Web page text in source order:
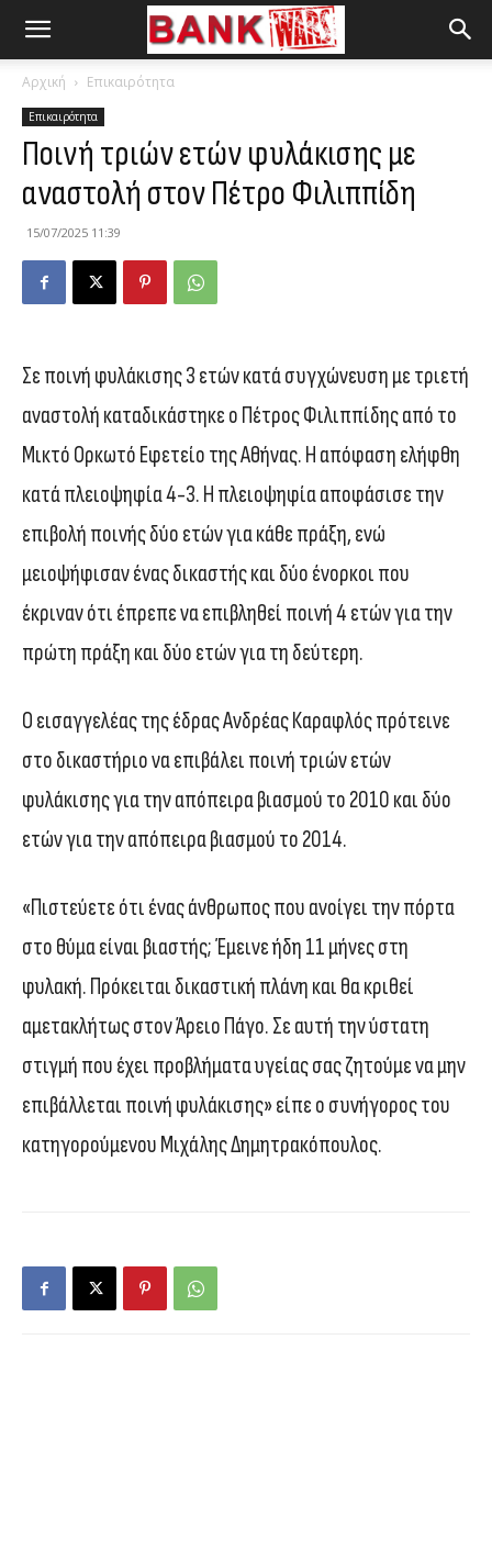
Αρχική Επικαιρότητα
Επικαιρότητα
Ποινή τριών ετών φυλάκισης με
αναστολή στον Πέτρο Φιλιππίδη
15/07/2025 11:39
Σε ποινή φυλάκισης 3 ετών κατά συγχώνευση με τριετή
αναστολή καταδικάστηκε ο Πέτρος Φιλιππίδης από το
Μικτό Ορκωτό Εφετείο της Αθήνας. Η απόφαση ελήφθη
κατά πλειοψηφία 4-3. Η πλειοψηφία αποφάσισε την
επιβολή ποινής δύο ετών για κάθε πράξη, ενώ
μειοψήφισαν ένας δικαστής και δύο ένορκοι που
έκριναν ότι έπρεπε να επιβληθεί ποινή 4 ετών για την
πρώτη πράξη και δύο ετών για τη δεύτερη.
Ο εισαγγελέας της έδρας Ανδρέας Καραφλός πρότεινε
στο δικαστήριο να επιβάλει ποινή τριών ετών
φυλάκισης για την απόπειρα βιασμού το 2010 και δύο
ετών για την απόπειρα βιασμού το 2014.
«Πιστεύετε ότι ένας άνθρωπος που ανοίγει την πόρτα
στο θύμα είναι βιαστής; Έμεινε ήδη 11 μήνες στη
φυλακή. Πρόκειται δικαστική πλάνη και θα κριθεί
αμετακλήτως στον Άρειο Πάγο. Σε αυτή την ύστατη
στιγμή που έχει προβλήματα υγείας σας ζητούμε να μην
επιβάλλεται ποινή φυλάκισης» είπε ο συνήγορος του
κατηγορούμενου Μιχάλης Δημητρακόπουλος.